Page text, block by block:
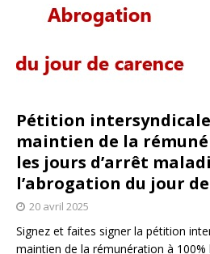
Pétition
maintien de la
les jours d’arrêt
l’abrogation du jour
20 avril 2025
Signez et faites signer la pétition
maintien de la rémunération à 100%